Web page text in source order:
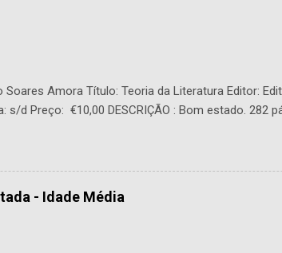
Soares Amora Título: Teoria da Literatura Editor:
s/d Preço: €10,00 DESCRIÇÃO : Bom estado. 282
- Idade Média